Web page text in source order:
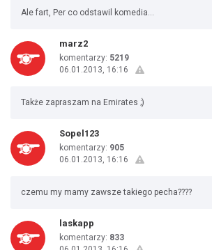
Ale fart, Per co odstawil komedia...
marz2
komentarzy: 5219
06.01.2013, 16:16
Także zapraszam na Emirates ;)
Sopel123
komentarzy: 905
06.01.2013, 16:16
czemu my mamy zawsze takiego pecha????
laskapp
komentarzy: 833